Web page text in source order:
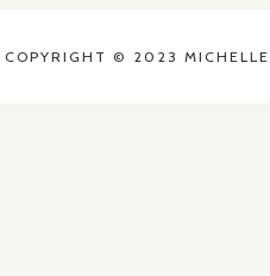
COPYRIGHT © 2023